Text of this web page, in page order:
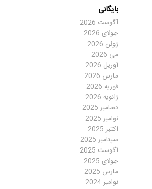
بایگانی
آگوست 2026
جولای 2026
ژوئن 2026
می 2026
آوریل 2026
مارس 2026
فوریه 2026
ژانویه 2026
دسامبر 2025
نوامبر 2025
اکتبر 2025
سپتامبر 2025
آگوست 2025
جولای 2025
مارس 2025
نوامبر 2024